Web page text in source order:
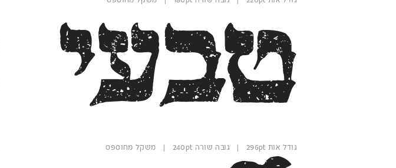
טבעי
גודל אות 296pt | גובה שורה 240pt | משקל מחוספס